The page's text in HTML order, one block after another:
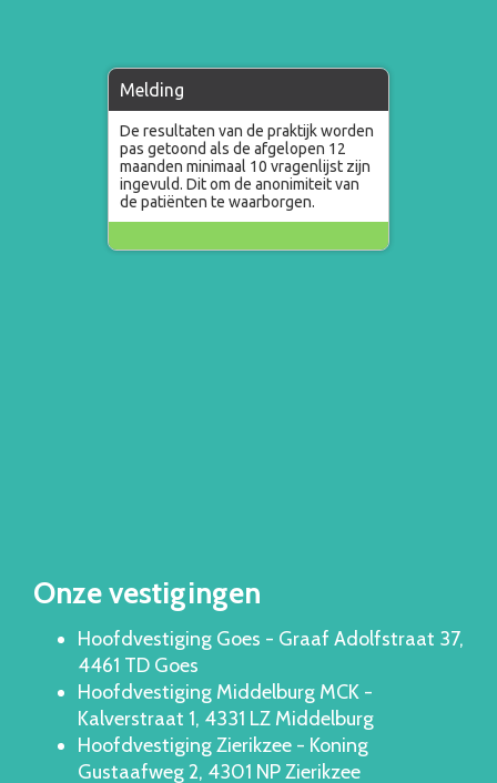
Onze vestigingen
Hoofdvestiging Goes - Graaf Adolfstraat 37,
4461 TD Goes
Hoofdvestiging Middelburg MCK -
Kalverstraat 1, 4331 LZ Middelburg
Hoofdvestiging Zierikzee - Koning
Gustaafweg 2, 4301 NP Zierikzee